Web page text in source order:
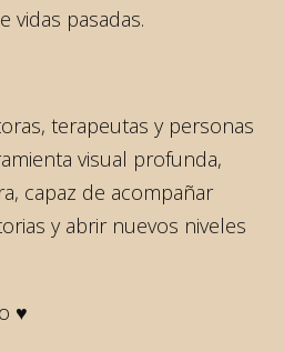
vidas pasadas.
terapeutas y personas
visual profunda,
capaz de acompañar
y abrir nuevos niveles
♥️